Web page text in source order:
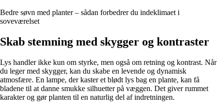
Bedre søvn med planter – sådan forbedrer du indeklimaet i
soveværelset
Skab stemning med skygger og kontraster
Lys handler ikke kun om styrke, men også om retning og kontrast. Når
du leger med skygger, kan du skabe en levende og dynamisk
atmosfære. En lampe, der kaster et blødt lys bag en plante, kan få
bladene til at danne smukke silhuetter på væggen. Det giver rummet
karakter og gør planten til en naturlig del af indretningen.